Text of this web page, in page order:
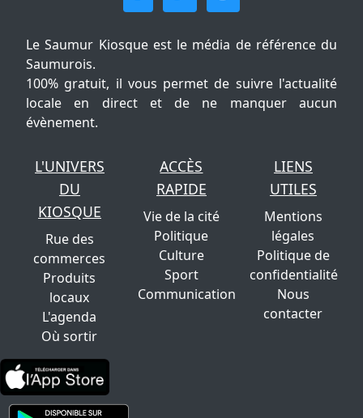
Le Saumur Kiosque est le média de référence du
Saumurois.
100% gratuit, il vous permet de suivre l'actualité
locale en direct et de ne manquer aucun
évènement.
L'UNIVERS
DU
KIOSQUE
Rue des
commerces
Produits
locaux
L'agenda
Où sortir
ACCÈS
RAPIDE
Vie de la cité
Politique
Culture
Sport
Communication
LIENS
UTILES
Mentions
légales
Politique de
confidentialité
Nous
contacter